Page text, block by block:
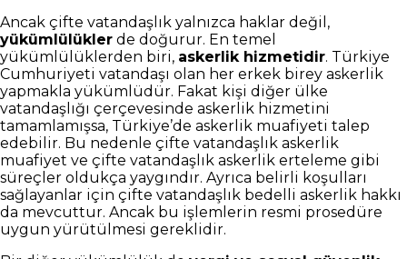
Ancak çifte vatandaşlık yalnızca haklar değil,
yükümlülükler de doğurur. En temel
yükümlülüklerden biri, askerlik hizmetidir. Türkiye
Cumhuriyeti vatandaşı olan her erkek birey askerlik
yapmakla yükümlüdür. Fakat kişi diğer ülke
vatandaşlığı çerçevesinde askerlik hizmetini
tamamlamışsa, Türkiye’de askerlik muafiyeti talep
edebilir. Bu nedenle çifte vatandaşlık askerlik
muafiyet ve çifte vatandaşlık askerlik erteleme gibi
süreçler oldukça yaygındır. Ayrıca belirli koşulları
sağlayanlar için çifte vatandaşlık bedelli askerlik hakkı
da mevcuttur. Ancak bu işlemlerin resmi prosedüre
uygun yürütülmesi gereklidir.